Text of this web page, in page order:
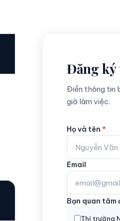
Đăng ký
Điền thông tin
giờ làm việc.
Họ và tên *
Email
Bạn quan tâm
Thị trường